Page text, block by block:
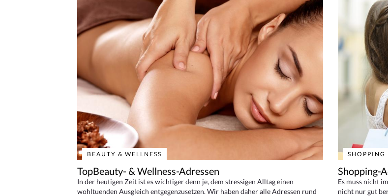
BEAUTY & WELLNESS
TopBeauty- & Wellness-Adressen
In der heutigen Zeit ist es wichtiger denn je, dem stressigen Alltag einen
wohltuenden Ausgleich entgegenzusetzen. Wir haben daher alle Adressen rund
SHOPPING
Shopping-
Es muss nicht
nicht nur gut